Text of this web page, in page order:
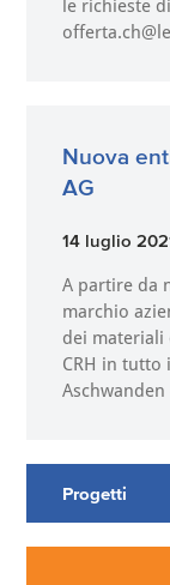
le richieste
Nuova
AG
14 luglio
A partire da
marchio
dei materiali
CRH in tutto
Progetti